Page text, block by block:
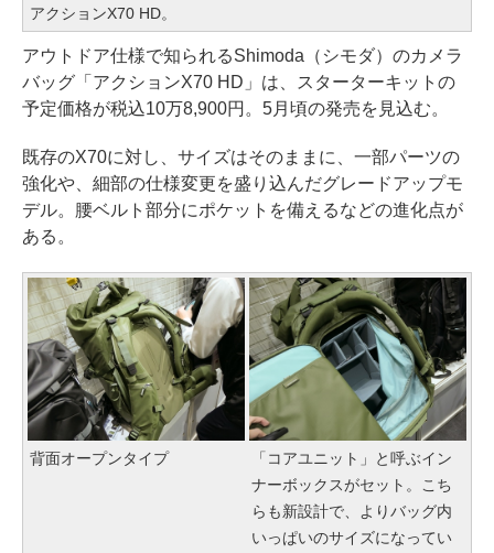
アクションX70 HD。
アウトドア仕様で知られるShimoda（シモダ）のカメラ
バッグ「アクションX70 HD」は、スターターキットの
予定価格が税込10万8,900円。5月頃の発売を見込む。
既存のX70に対し、サイズはそのままに、一部パーツの
強化や、細部の仕様変更を盛り込んだグレードアップモ
デル。腰ベルト部分にポケットを備えるなどの進化点が
ある。
背面オープンタイプ
「コアユニット」と呼ぶイン
ナーボックスがセット。こち
らも新設計で、よりバッグ内
いっぱいのサイズになってい